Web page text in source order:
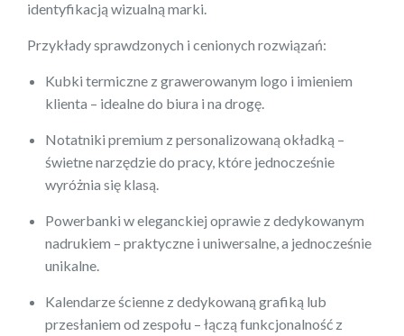
identyfikacją wizualną marki.
Przykłady sprawdzonych i cenionych rozwiązań:
Kubki termiczne z grawerowanym logo i imieniem
klienta – idealne do biura i na drogę.
Notatniki premium z personalizowaną okładką –
świetne narzędzie do pracy, które jednocześnie
wyróżnia się klasą.
Powerbanki w eleganckiej oprawie z dedykowanym
nadrukiem – praktyczne i uniwersalne, a jednocześnie
unikalne.
Kalendarze ścienne z dedykowaną grafiką lub
przesłaniem od zespołu – łączą funkcjonalność z